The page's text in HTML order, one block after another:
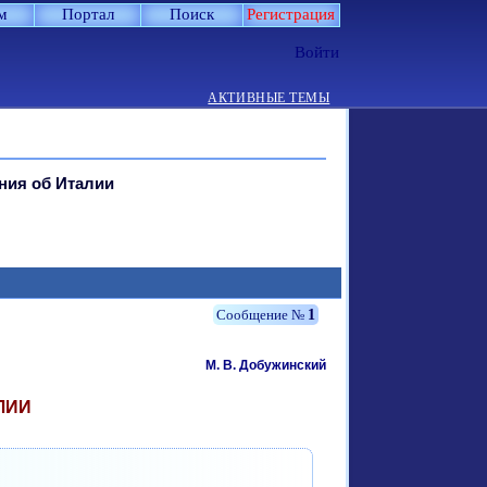
Портал Поиск Регистрация
Войти
АКТИВНЫЕ ТЕМЫ
об Италии
1
М. В. Добужинский